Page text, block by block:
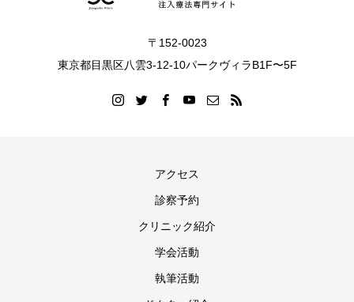
〒152-0023
東京都目黒区八雲3-12-10パークヴィラB1F〜5F
アクセス
診察予約
クリニック紹介
学会活動
執筆活動